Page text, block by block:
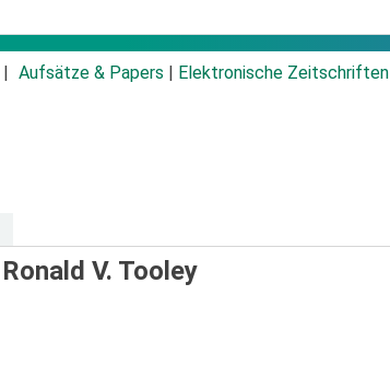
Aufsätze & Papers Elektronische Zeitschriften
Ronald V. Tooley